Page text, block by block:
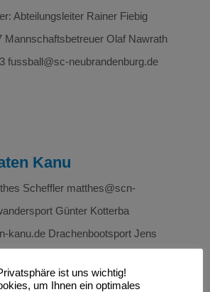
Abteilungsleiter Rainer Fiebig
Mannschaftsbetreuer Olaf Nawrath
fussball@sc-neubrandenburg.de
Kanu
Scheffler matthes@scn-
Günter Kotterba
kanu.de Drachenbootsport Jens
Austinat austinat@gmx.de
ist uns wichtig!
um Ihnen ein optimales